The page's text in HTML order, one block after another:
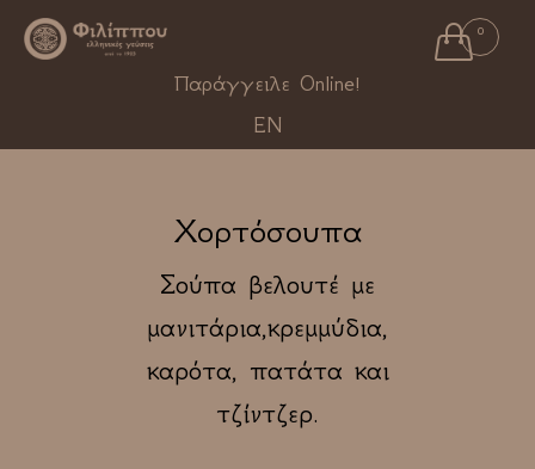
 0
Παράγγειλε Online!
EN
Χορτόσουπα
Σούπα βελουτέ με
μανιτάρια,κρεμμύδια,
καρότα, πατάτα και
τζίντζερ.